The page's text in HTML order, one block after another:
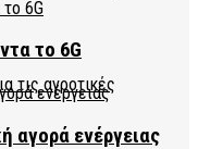
το 6G
αγορά ενέργειας